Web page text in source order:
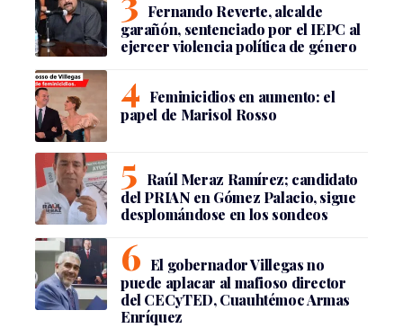
Fernando Reverte, alcalde
garañón, sentenciado por el IEPC al
ejercer violencia política de género
Feminicidios en aumento: el
papel de Marisol Rosso
Raúl Meraz Ramírez; candidato
del PRIAN en Gómez Palacio, sigue
desplomándose en los sondeos
El gobernador Villegas no
puede aplacar al mafioso director
del CECyTED, Cuauhtémoc Armas
Enríquez